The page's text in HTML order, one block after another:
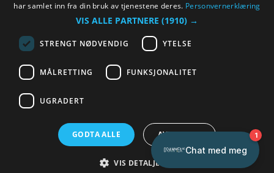
© Byen Vår Drammen/Destinasjon Drammen 2026.
har samlet inn fra din bruk av tjenestene deres. Personvernerklæring
VIS ALLE PARTNERE (1910) →
STRENGT NØDVENDIG YTELSE
MÅLRETTING FUNKSJONALITET
UGRADERT
GODTA ALLE AVVIS ALLE
VIS DETALJER